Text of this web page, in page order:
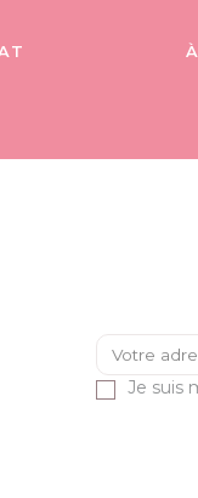
Je suis